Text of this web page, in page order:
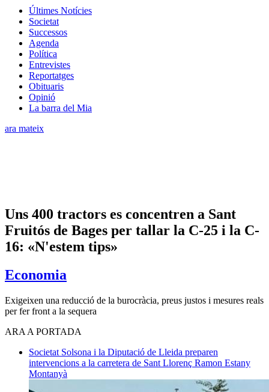
Últimes Notícies
Societat
Successos
Agenda
Política
Entrevistes
Reportatges
Obituaris
Opinió
La barra del Mia
ara mateix
Uns 400 tractors es concentren a Sant
Fruitós de Bages per tallar la C-25 i la C-
16: «N'estem tips»
Economia
Exigeixen una reducció de la burocràcia, preus justos i mesures reals
per fer front a la sequera
ARA A PORTADA
Societat Solsona i la Diputació de Lleida preparen
intervencions a la carretera de Sant Llorenç Ramon Estany
Montanyà